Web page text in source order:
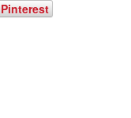
Pinterest